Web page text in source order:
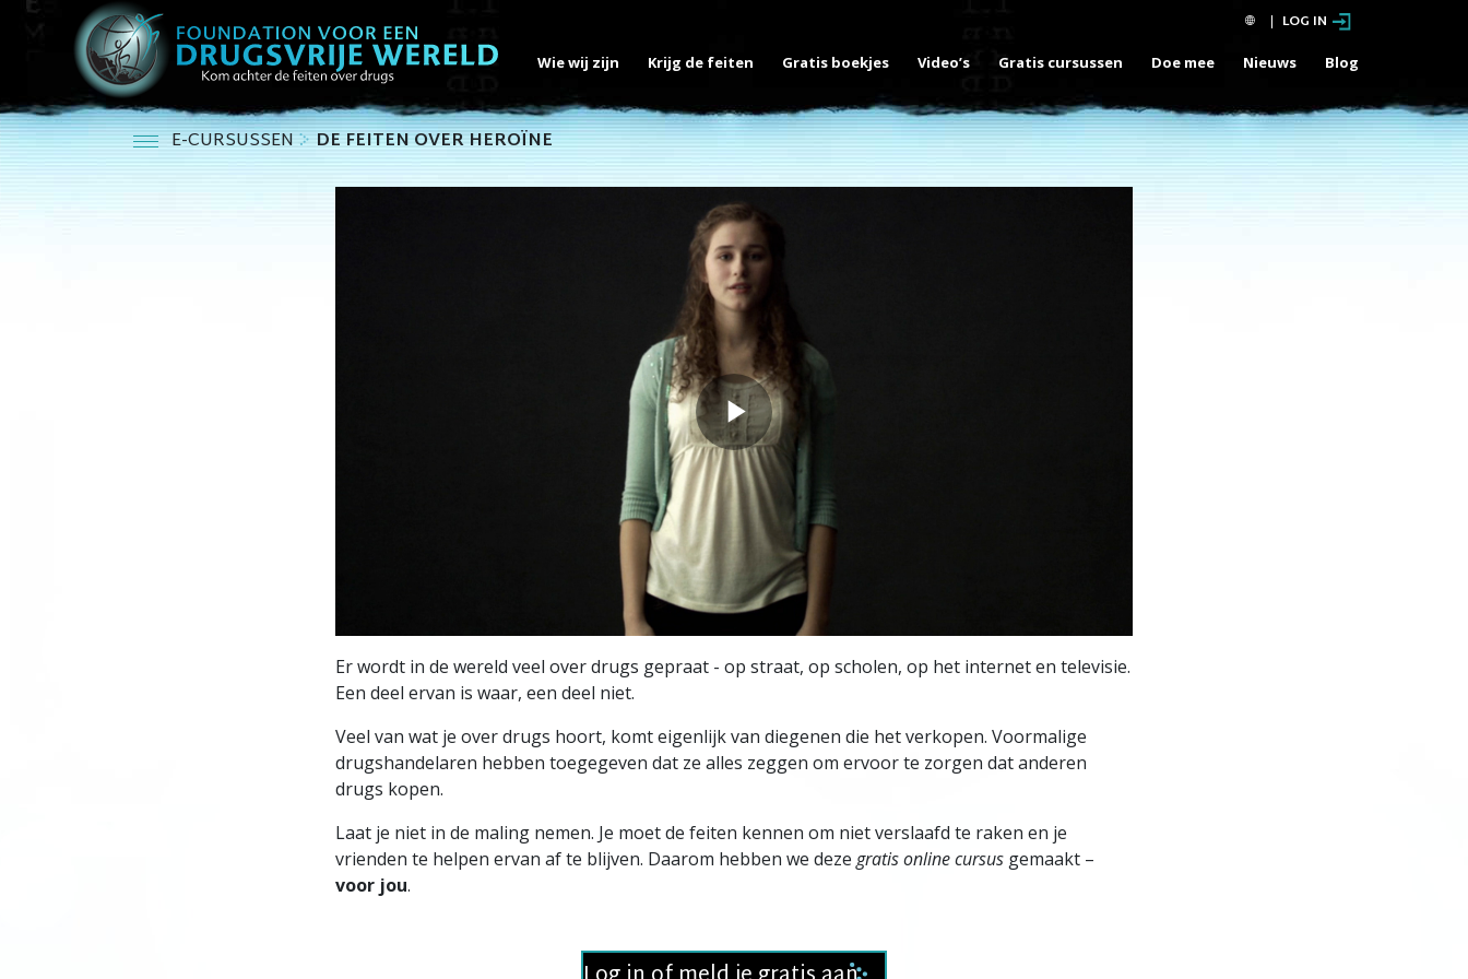
LOG IN
Wie wij zijn Krijg de feiten Gratis boekjes Video’s Gratis cursussen Doe mee Nieuws Blog
E-CURSUSSEN DE FEITEN OVER HEROÏNE
Play
Video
Er wordt in de wereld veel over drugs gepraat - op straat, op scholen, op het internet en televisie.
Een deel ervan is waar, een deel niet.
Veel van wat je over drugs hoort, komt eigenlijk van diegenen die het verkopen. Voormalige
drugshandelaren hebben toegegeven dat ze alles zeggen om ervoor te zorgen dat anderen
drugs kopen.
Laat je niet in de maling nemen. Je moet de feiten kennen om niet verslaafd te raken en je
vrienden te helpen ervan af te blijven. Daarom hebben we deze gratis online cursus gemaakt –
voor jou.